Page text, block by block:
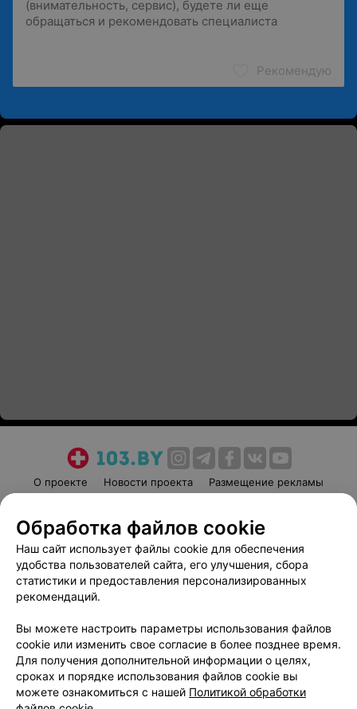
Рекомендую
О проекте Новости проекта
Размещение рекламы
Пользовательское соглашение
Способы оплаты
Вакансии
Партнеры
Написать руководителю 103.by
Обработка персональных данных
Обработка файлов cookie
Наш сайт использует файлы cookie для обеспечения
удобства пользователей сайта, его улучшения, сбора
статистики и предоставления персонализированных
рекомендаций.
Вы можете настроить параметры использования файлов
cookie или изменить свое согласие в более позднее время.
Для получения дополнительной информации о целях,
сроках и порядке использования файлов cookie вы
можете ознакомиться с нашей Политикой обработки